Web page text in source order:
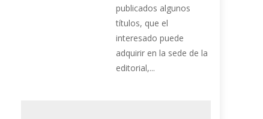
publicados algunos
títulos, que el
interesado puede
adquirir en la sede de la
editorial,...